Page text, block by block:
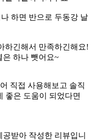
하면 반으로 두동강 날
하긴해서 만족하긴해요!
은 하나 뺏어요~
직접 사용해보고 솔직
좋은 도움이 되었다면
받아 작성한 리뷰입니